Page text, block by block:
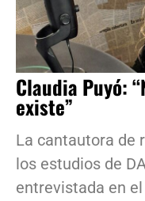
Claudia Puyó:
existe”
La cantautora de
los estudios de
entrevistada en el